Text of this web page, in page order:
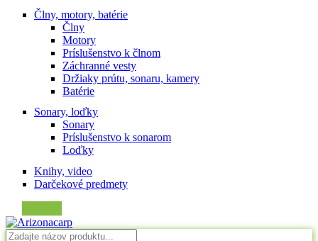
Člny, motory, batérie
Člny
Motory
Príslušenstvo k člnom
Záchranné vesty
Držiaky prútu, sonaru, kamery
Batérie
Sonary, loďky
Sonary
Príslušenstvo k sonarom
Loďky
Knihy, video
Darčekové predmety